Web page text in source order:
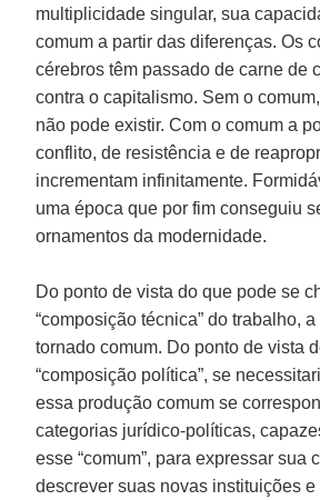
multiplicidade singular, sua
comum a partir das diferenças. Os
cérebros têm passado de carne de
contra o capitalismo. Sem o
não pode existir. Com o comum a
conflito, de resistência e de
incrementam infinitamente.
uma época que por fim conseguiu
ornamentos da modernidade.
Do ponto de vista do que pode se
“composição técnica” do trabalho,
tornado comum. Do ponto de vista
“composição política”, se
essa produção comum se
categorias jurídico-políticas,
esse “comum”, para expressar sua
descrever suas novas instituições e